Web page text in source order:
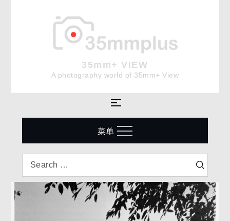
35mm+ VIEW
A photography world of 35mm+ View
菜单
for:
Search